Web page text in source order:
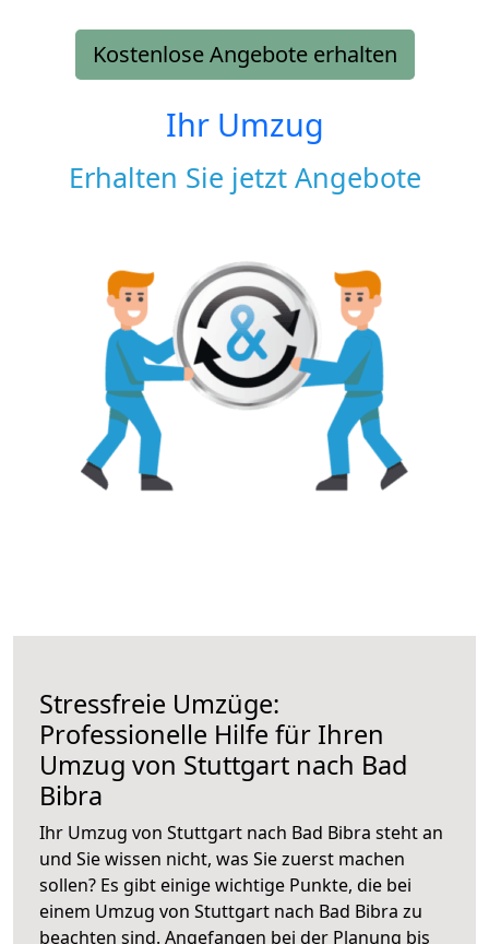
Kostenlose Angebote erhalten
Ihr Umzug
Erhalten Sie jetzt Angebote
Stressfreie Umzüge:
Professionelle Hilfe für Ihren
Umzug von Stuttgart nach Bad
Bibra
Ihr Umzug von Stuttgart nach Bad Bibra steht an
und Sie wissen nicht, was Sie zuerst machen
sollen? Es gibt einige wichtige Punkte, die bei
einem Umzug von Stuttgart nach Bad Bibra zu
beachten sind. Angefangen bei der Planung bis